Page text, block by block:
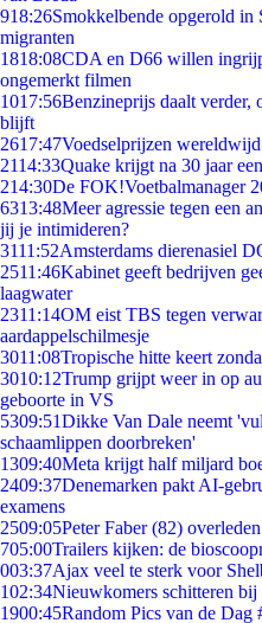
918:26Smokkelbende opgerold in
migranten
1818:08CDA en D66 willen
ongemerkt filmen
1017:56Benzineprijs daalt verder,
blijft
2617:47Voedselprijzen
2114:33Quake krijgt na 30 jaar
214:30De FOK!Voetbalmanager
6313:48Meer agressie tegen een
jij je intimideren?
3111:52Amsterdams dierenasiel
2511:46Kabinet geeft bedrijven
laagwater
2311:14OM eist TBS tegen
aardappelschilmesje
3011:08Tropische hitte keert
3010:12Trump grijpt weer in op
geboorte in VS
5309:51Dikke Van Dale neemt
schaamlippen doorbreken'
1309:40Meta krijgt half miljard
2409:37Denemarken pakt AI-
examens
2509:05Peter Faber (82) overleden
705:00Trailers kijken: de
003:37Ajax veel te sterk voor
102:34Nieuwkomers schitteren
1900:45Random Pics van de Dag